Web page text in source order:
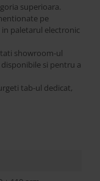
superioara.
pe
paletarul electronic
showroom-ul
si pentru a
tab-ul dedicat,